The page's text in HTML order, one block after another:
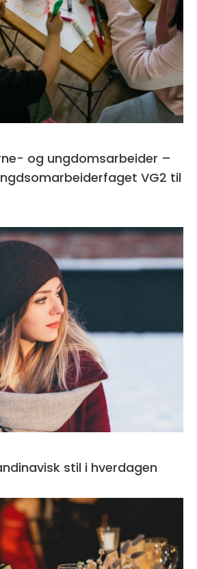
og ungdomsarbeider –
VG2 til
klær skandinavisk stil i hverdagen